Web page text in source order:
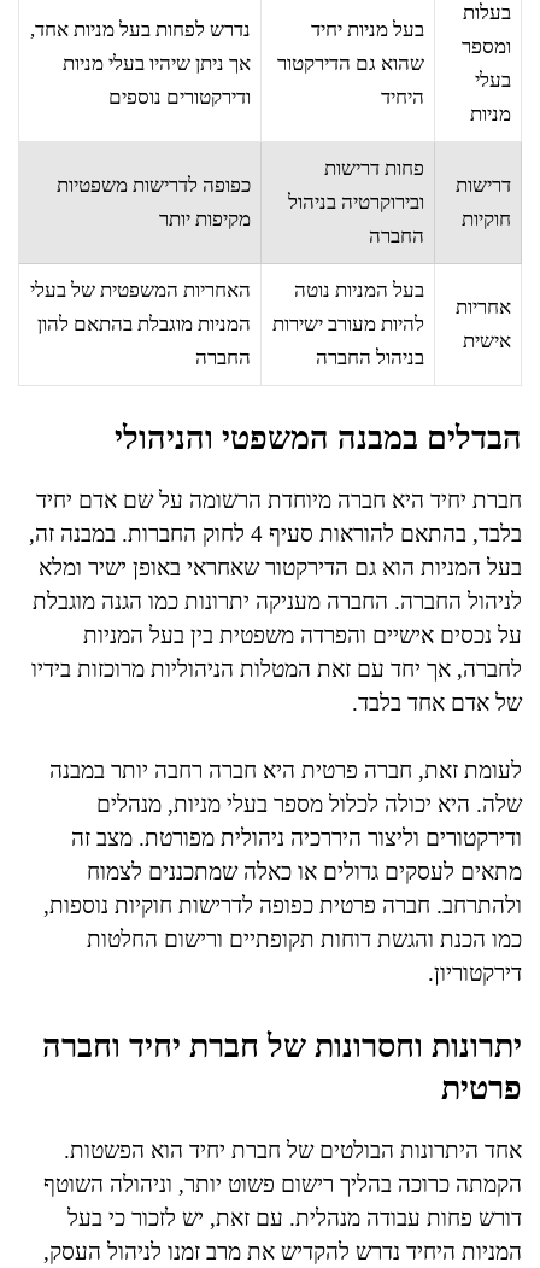
בעלות
ומספר
בעלי
מניות
בעל מניות יחיד
שהוא גם הדירקטור
היחיד
נדרש לפחות בעל מניות אחד,
אך ניתן שיהיו בעלי מניות
ודירקטורים נוספים
דרישות
חוקיות
פחות דרישות
ובירוקרטיה בניהול
החברה
כפופה לדרישות משפטיות
מקיפות יותר
אחריות
אישית
בעל המניות נוטה
להיות מעורב ישירות
בניהול החברה
האחריות המשפטית של בעלי
המניות מוגבלת בהתאם להון
החברה
הבדלים במבנה המשפטי והניהולי
חברת יחיד היא חברה מיוחדת הרשומה על שם אדם יחיד
בלבד, בהתאם להוראות סעיף 4 לחוק החברות. במבנה זה,
בעל המניות הוא גם הדירקטור שאחראי באופן ישיר ומלא
לניהול החברה. החברה מעניקה יתרונות כמו הגנה מוגבלת
על נכסים אישיים והפרדה משפטית בין בעל המניות
לחברה, אך יחד עם זאת המטלות הניהוליות מרוכזות בידיו
של אדם אחד בלבד.
לעומת זאת, חברה פרטית היא חברה רחבה יותר במבנה
שלה. היא יכולה לכלול מספר בעלי מניות, מנהלים
ודירקטורים וליצור היררכיה ניהולית מפורטת. מצב זה
מתאים לעסקים גדולים או כאלה שמתכננים לצמוח
ולהתרחב. חברה פרטית כפופה לדרישות חוקיות נוספות,
כמו הכנת והגשת דוחות תקופתיים ורישום החלטות
דירקטוריון.
יתרונות וחסרונות של חברת יחיד וחברה
פרטית
אחד היתרונות הבולטים של חברת יחיד הוא הפשטות.
הקמתה כרוכה בהליך רישום פשוט יותר, וניהולה השוטף
דורש פחות עבודה מנהלית. עם זאת, יש לזכור כי בעל
המניות היחיד נדרש להקדיש את מרב זמנו לניהול העסק,